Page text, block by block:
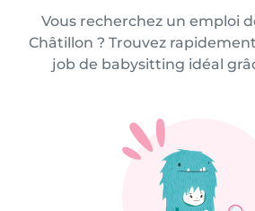
Vous recherchez un emploi
Châtillon ? Trouvez
job de babysitting idéal